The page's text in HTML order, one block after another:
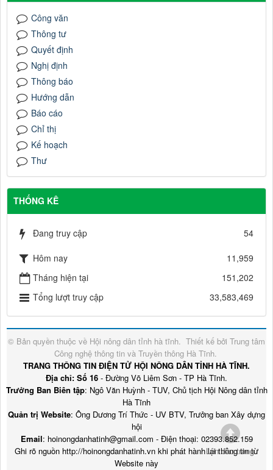
Công văn
Thông tư
Quyết định
Nghị định
Thông báo
Hướng dẫn
Báo cáo
Chỉ thị
Kế hoạch
Thư
THỐNG KÊ
Đang truy cập 54
Hôm nay
11,959
Tháng hiện tại
151,202
Tổng lượt truy cập
33,583,469
© Bản quyền thuộc về Hội nông dân tỉnh hà tĩnh. Thiết kế bởi Trung tâm
Công nghệ thông tin và Truyền thông Hà Tĩnh.
TRANG THÔNG TIN ĐIỆN TỬ HỘI NÔNG DÂN TỈNH HÀ TĨNH.
Địa chỉ: Số 16 - Đường Võ Liêm Sơn - TP Hà Tĩnh.
Trưởng Ban Biên tập: Ngô Văn Huỳnh - TUV, Chủ tịch Hội Nông dân tỉnh
Hà Tĩnh
Quản trị Website: Ông Dương Trí Thức - UV BTV, Trưởng ban Xây dựng
hội
Email: hoinongdanhatinh@gmail.com - Điện thoại: 02393.852.159
Ghi rõ nguồn http://hoinongdanhatinh.vn khi phát hành lại thông tin từ
Website này
Lên đầu trang